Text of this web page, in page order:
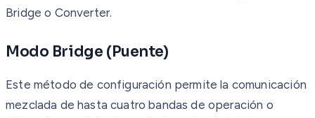
Bridge o Converter.
Modo Bridge (Puente)
Este método de configuración permite la comunicación
mezclada de hasta cuatro bandas de operación o